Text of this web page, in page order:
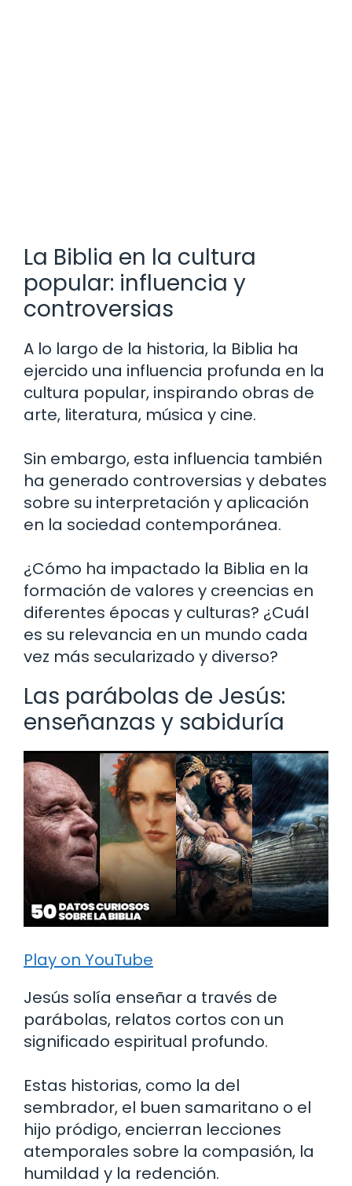
La Biblia en la cultura
popular: influencia y
controversias
A lo largo de la historia, la Biblia ha
ejercido una influencia profunda en la
cultura popular, inspirando obras de
arte, literatura, música y cine.
Sin embargo, esta influencia también
ha generado controversias y debates
sobre su interpretación y aplicación
en la sociedad contemporánea.
¿Cómo ha impactado la Biblia en la
formación de valores y creencias en
diferentes épocas y culturas? ¿Cuál
es su relevancia en un mundo cada
vez más secularizado y diverso?
Las parábolas de Jesús:
enseñanzas y sabiduría
Play on YouTube
Jesús solía enseñar a través de
parábolas, relatos cortos con un
significado espiritual profundo.
Estas historias, como la del
sembrador, el buen samaritano o el
hijo pródigo, encierran lecciones
atemporales sobre la compasión, la
humildad y la redención.